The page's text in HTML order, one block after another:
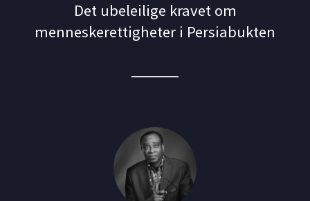
Det ubeleilige kravet om
menneskerettigheter i Persiabukten